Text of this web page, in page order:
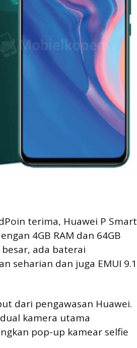
terima, Huawei P Smart
4GB RAM dan 64GB
ada baterai
seharian dan juga EMUI 9.1
dari pengawasan Huawei.
kamera utama
pop-up kamear selfie